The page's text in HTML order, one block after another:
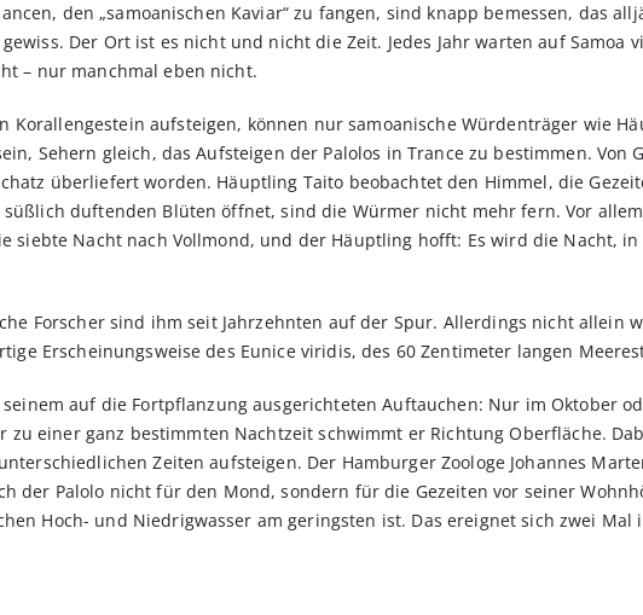
den „samoanischen Kaviar“ zu fangen, sind knapp bemessen, das
Der Ort ist es nicht und nicht die Zeit. Jedes Jahr warten auf Samoa
– nur manchmal eben nicht.
aufsteigen, können nur samoanische Würdenträger wie
Sehern gleich, das Aufsteigen der Palolos in Trance zu bestimmen. Von
überliefert worden. Häuptling Taito beobachtet den Himmel, die
duftenden Blüten öffnet, sind die Würmer nicht mehr fern. Vor
siebte Nacht nach Vollmond, und der Häuptling hofft: Es wird die Nacht,
Forscher sind ihm seit Jahrzehnten auf der Spur. Allerdings nicht allein
Erscheinungsweise des Eunice viridis, des 60 Zentimeter langen
auf die Fortpflanzung ausgerichteten Auftauchen: Nur im Oktober
einer ganz bestimmten Nachtzeit schwimmt er Richtung Oberfläche.
Zeiten aufsteigen. Der Hamburger Zoologe Johannes
der Palolo nicht für den Mond, sondern für die Gezeiten vor seiner
Hoch- und Niedrigwasser am geringsten ist. Das ereignet sich zwei Mal